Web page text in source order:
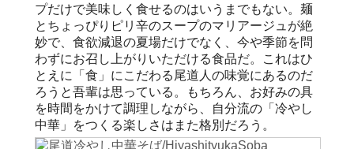
プだけで美味しく食せるのはいうまでもない。麺
とちょっぴりピリ辛のスープのマリアージュが絶
妙で、食欲減退の夏場だけでなく、今や季節を問
わずにお召し上がりいただける食品だ。これはひ
とえに「食」にこだわる尾道人の味覚にあるのだ
ろうと吾輩は思っている。もちろん、お好みの具
を時間をかけて調理しながら、自分流の「冷やし
中華」をつくる楽しさはまた格別だろう。